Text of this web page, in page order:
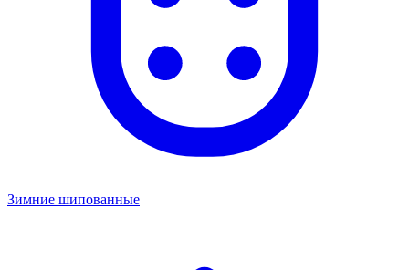
Зимние шипованные